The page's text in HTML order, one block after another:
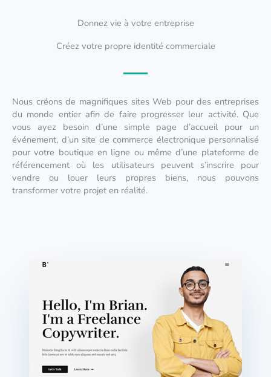
Donnez vie à votre entreprise
Créez votre propre identité commerciale
Nous créons de magnifiques sites Web pour des entreprises
du monde entier afin de faire progresser leur activité. Que
vous ayez besoin d’une simple page d’accueil pour un
événement, d’un site de commerce électronique personnalisé
pour votre boutique en ligne ou même d’une plateforme de
référencement où les utilisateurs peuvent s’inscrire pour
vendre ou louer leurs propres biens, nous pouvons
transformer votre projet en réalité.